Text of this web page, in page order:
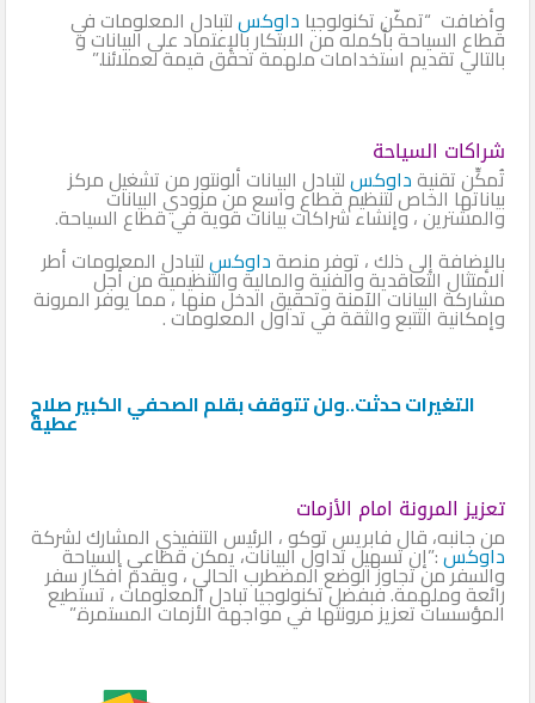
وأضافت “تمكّن تكنولوجيا داوكسلتبادل المعلومات في
قطاع السياحة بأكمله من الابتكار بالإعتماد على البيانات و
بالتالي تقديم استخدامات ملهمة تحقق قيمة لعملائنا.”
شراكات السياحة
تُمكِّن تقنيةداوكسلتبادل البيانات ألونتور من تشغيل مركز
بياناتها الخاص لتنظيم قطاع واسع من مزودي البيانات
والمشترين ، وإنشاء شراكات بيانات قوية في قطاع السياحة.
بالإضافة إلى ذلك ، توفر منصةداوكسلتبادل المعلومات أطر
الامتثال التعاقدية والفنية والمالية والتنظيمية من أجل
مشاركة البيانات الآمنة وتحقيق الدخل منها ، مما يوفر المرونة
وإمكانية التتبع والثقة في تداول المعلومات .
التغيرات‭ ‬حدثت‭..‬ولن‭ ‬تتوقف بقلم الصحفي الكبير صلاح
عطية
تعزيز المرونة امام الأزمات
من جانبه، قال فابريس توكو ، الرئيس التنفيذي المشارك لشركة
داوكس:”إن تسهيل تداول البيانات، يمكن قطاعي السياحة
والسفر من تجاوز الوضع المضطرب الحالي ، ويقدم أفكار سفر
رائعة وملهمة. فبفضل تكنولوجيا تبادل المعلومات ، تستطيع
المؤسسات تعزيز مرونتها في مواجهة الأزمات المستمرة.”